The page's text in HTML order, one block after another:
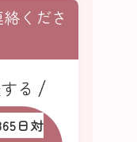
くださ
る
日対